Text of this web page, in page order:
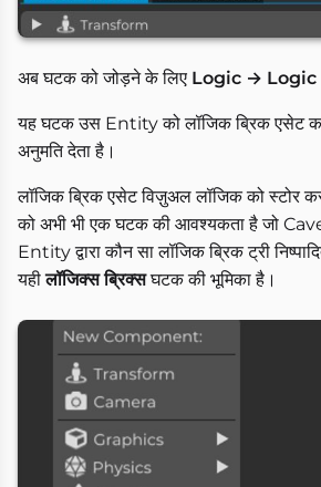
अब घटक को जोड़ने के लिए Logic → Logic
यह घटक उस Entity को लॉजिक ब्रिक एसेट
अनुमति देता है।
लॉजिक ब्रिक एसेट विज़ुअल लॉजिक को स्टोर
को अभी भी एक घटक की आवश्यकता है जो
Entity द्वारा कौन सा लॉजिक ब्रिक ट्री
यहीलॉजिक्स ब्रिक्सघटक की भूमिका है।